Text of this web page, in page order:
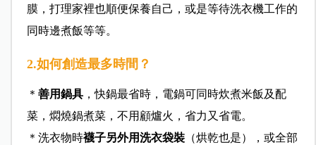
膜，打理家裡也順便保養自己，或是等待洗衣機工作的
同時邊煮飯等等。
2.如何創造最多時間？
＊ 善用鍋具，快鍋最省時，電鍋可同時炊煮米飯及配
菜，燜燒鍋煮菜，不用顧爐火，省力又省電。
＊洗衣物時襪子另外用洗衣袋裝（烘乾也是），或全部